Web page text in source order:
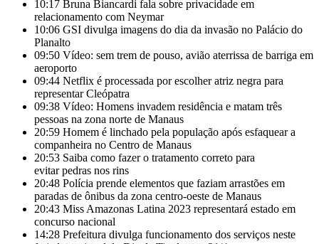
10:17 Bruna Biancardi fala sobre privacidade em
relacionamento com Neymar
10:06 GSI divulga imagens do dia da invasão no Palácio do
Planalto
09:50 Vídeo: sem trem de pouso, avião aterrissa de barriga em
aeroporto
09:44 Netflix é processada por escolher atriz negra para
representar Cleópatra
09:38 Vídeo: Homens invadem residência e matam três
pessoas na zona norte de Manaus
20:59 Homem é linchado pela população após esfaquear a
companheira no Centro de Manaus
20:53 Saiba como fazer o tratamento correto para
evitar pedras nos rins
20:48 Polícia prende elementos que faziam arrastões em
paradas de ônibus da zona centro-oeste de Manaus
20:43 Miss Amazonas Latina 2023 representará estado em
concurso nacional
14:28 Prefeitura divulga funcionamento dos serviços neste